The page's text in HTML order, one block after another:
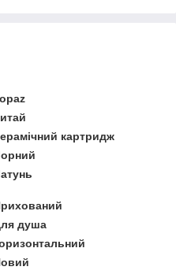
картридж
душа